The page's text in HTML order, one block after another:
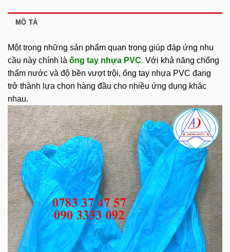
MÔ TẢ
Một trong những sản phẩm quan trọng giúp đáp ứng nhu
cầu này chính là ống tay nhựa PVC. Với khả năng chống
thấm nước và độ bền vượt trội, ống tay nhựa PVC đang
trở thành lựa chọn hàng đầu cho nhiều ứng dụng khác
nhau.